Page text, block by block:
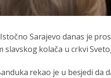
Istočno Sarajevo danas je
kolača u crkvi
rekao je u besjedi da